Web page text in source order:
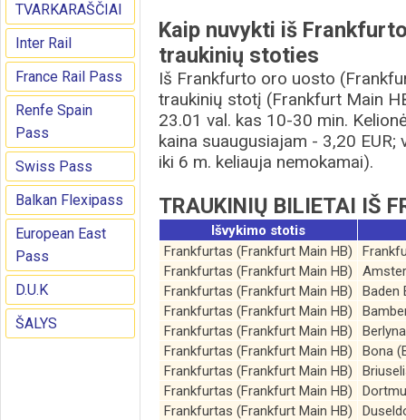
TVARKARAŠČIAI
Inter Rail
France Rail Pass
Renfe Spain
Pass
Swiss Pass
Balkan Flexipass
European East
Pass
D.U.K
ŠALYS
Kaip nuvykti iš
traukinių stoties
Iš Frankfurto oro uosto
traukinių stotį (Frankfurt Main
23.01 val. kas 10-30 min.
kaina suaugusiajam - 3,20
iki 6 m. keliauja nemokamai).
TRAUKINIŲ BILIETAI IŠ
Išvykimo stotis
Frankfurtas (Frankfurt Main HB)
Frankfurtas (Frankfurt Main HB)
Frankfurtas (Frankfurt Main HB)
Baden
Frankfurtas (Frankfurt Main HB)
Frankfurtas (Frankfurt Main HB)
Frankfurtas (Frankfurt Main HB)
Bona
Frankfurtas (Frankfurt Main HB)
Frankfurtas (Frankfurt Main HB)
Frankfurtas (Frankfurt Main HB)